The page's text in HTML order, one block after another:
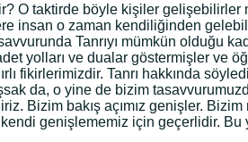
O taktirde böyle kişiler gelişebilirler
insan o zaman kendiliğinden
Tanrıyı mümkün olduğu
yolları ve dualar göstermişler ve
fikirlerimizdir. Tanrı hakkında
da, o yine de bizim
Bizim bakış açımız genişler. Bizim
genişlememiz için geçerlidir. Bu